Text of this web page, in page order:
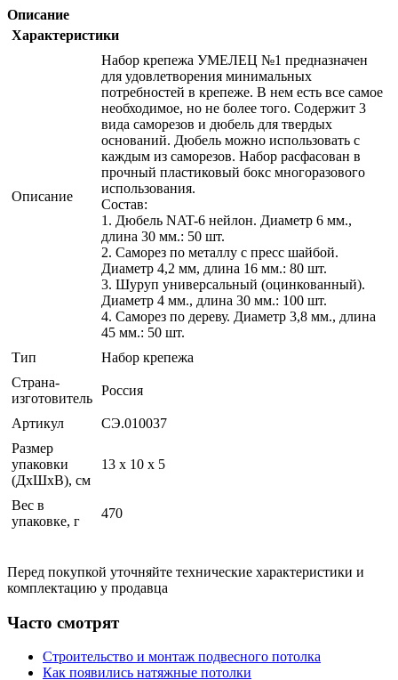
Описание
Характеристики
Описание
Набор крепежа УМЕЛЕЦ №1 предназначен
для удовлетворения минимальных
потребностей в крепеже. В нем есть все самое
необходимое, но не более того. Содержит 3
вида саморезов и дюбель для твердых
оснований. Дюбель можно использовать с
каждым из саморезов. Набор расфасован в
прочный пластиковый бокс многоразового
использования.
Состав:
1. Дюбель NAT-6 нейлон. Диаметр 6 мм.,
длина 30 мм.: 50 шт.
2. Саморез по металлу с пресс шайбой.
Диаметр 4,2 мм, длина 16 мм.: 80 шт.
3. Шуруп универсальный (оцинкованный).
Диаметр 4 мм., длина 30 мм.: 100 шт.
4. Саморез по дереву. Диаметр 3,8 мм., длина
45 мм.: 50 шт.
Тип
Набор крепежа
Страна-
изготовитель
Россия
Артикул
СЭ.010037
Размер
упаковки
(ДхШхВ), см
13 x 10 x 5
Вес в
упаковке, г
470
Перед покупкой уточняйте технические характеристики и
комплектацию у продавца
Часто смотрят
Строительство и монтаж подвесного потолка
Как появились натяжные потолки